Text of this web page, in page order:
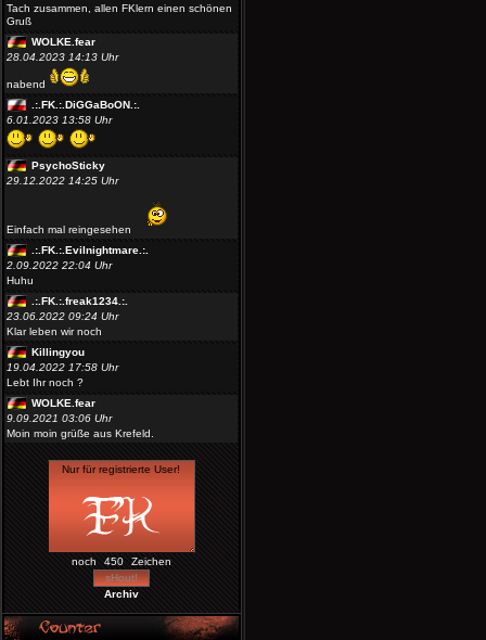
Tach zusammen, allen FKlern einen schönen
Gruß
WOLKE.fear
28.04.2023 14:13 Uhr
nabend
.:.FK.:.DiGGaBoON.:.
6.01.2023 13:58 Uhr
PsychoSticky
29.12.2022 14:25 Uhr
Einfach mal reingesehen
.:.FK.:.Evilnightmare.:.
2.09.2022 22:04 Uhr
Huhu
.:.FK.:.freak1234.:.
23.06.2022 09:24 Uhr
Klar leben wir noch
Killingyou
19.04.2022 17:58 Uhr
Lebt Ihr noch ?
WOLKE.fear
9.09.2021 03:06 Uhr
Moin moin grüße aus Krefeld.
noch Zeichen
Archiv